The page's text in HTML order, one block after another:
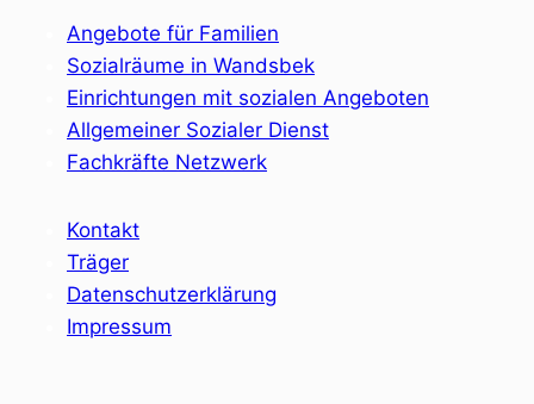
Angebote für Familien
Sozialräume in Wandsbek
Einrichtungen mit sozialen Angeboten
Allgemeiner Sozialer Dienst
Fachkräfte Netzwerk
Kontakt
Träger
Datenschutzerklärung
Impressum